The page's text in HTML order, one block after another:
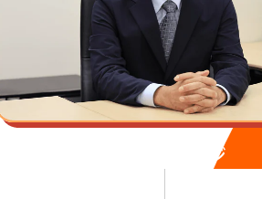
代表メッセージ